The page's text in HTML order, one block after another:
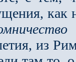
как
из